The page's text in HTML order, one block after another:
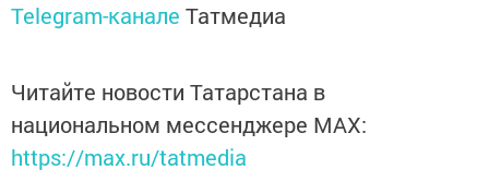
Telegram-канале Татмедиа
Читайте новости Татарстана в
национальном мессенджере MАХ:
https://max.ru/tatmedia